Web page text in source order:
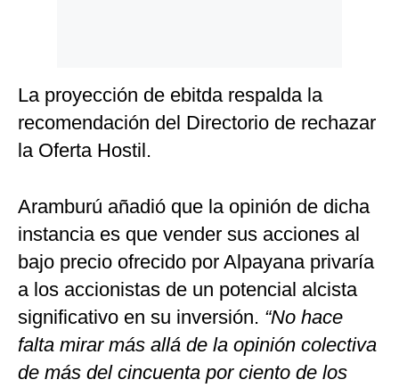
La proyección de ebitda respalda la
recomendación del Directorio de rechazar
la Oferta Hostil.
Aramburú añadió que la opinión de dicha
instancia es que vender sus acciones al
bajo precio ofrecido por Alpayana privaría
a los accionistas de un potencial alcista
significativo en su inversión. “No hace
falta mirar más allá de la opinión colectiva
de más del cincuenta por ciento de los